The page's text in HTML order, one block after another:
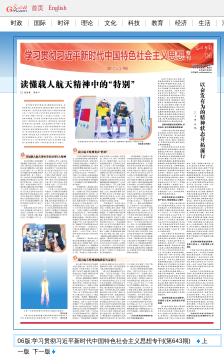
首页 English
时政 国际 时评 理论 文化 科技 教育 经济 生活
06版:学习贯彻习近平新时代中国特色社会主义思想专刊(第643期)
上
一版 下一版